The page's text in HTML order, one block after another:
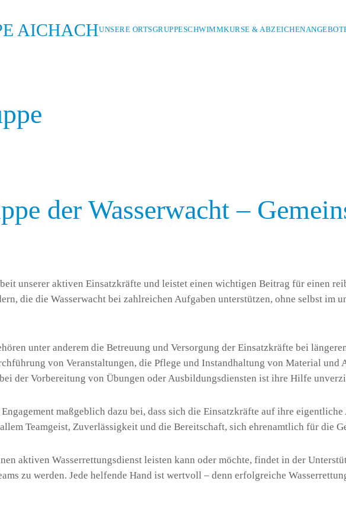
UNSERE ORTSGRUPPESCHWIMMKURSE & ABZEICHEN
der Wasserwacht –
unserer aktiven Einsatzkräfte und leistet einen wichtigen Beitrag für einen
die die Wasserwacht bei zahlreichen Aufgaben unterstützen, ohne selbst im
unter anderem die Betreuung und Versorgung der Einsatzkräfte bei
von Veranstaltungen, die Pflege und Instandhaltung von Material und
der Vorbereitung von Übungen oder Ausbildungsdiensten ist ihre Hilfe
maßgeblich dazu bei, dass sich die Einsatzkräfte auf ihre
Teamgeist, Zuverlässigkeit und die Bereitschaft, sich ehrenamtlich für die
aktiven Wasserrettungsdienst leisten kann oder möchte, findet in der
zu werden. Jede helfende Hand ist wertvoll – denn erfolgreiche